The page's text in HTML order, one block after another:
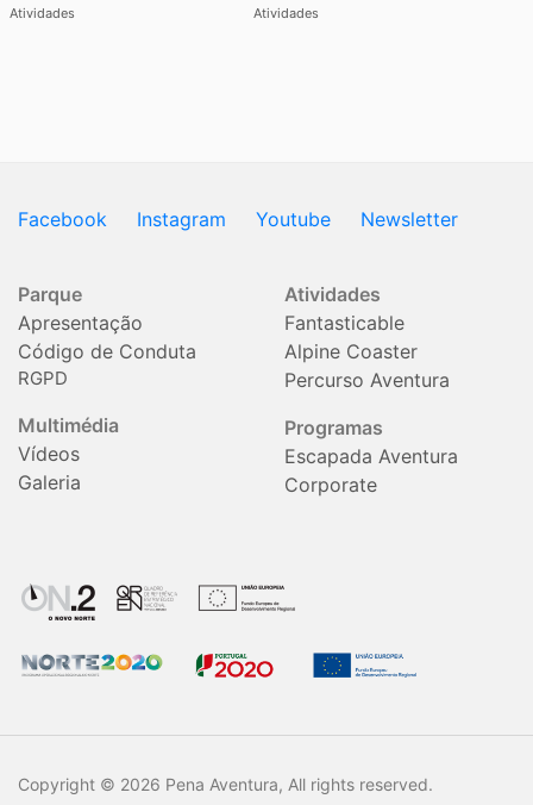
Atividades Atividades
Facebook Instagram Youtube Newsletter
Parque
Apresentação
Código de Conduta
RGPD
Multimédia
Vídeos
Galeria
Atividades
Fantasticable
Alpine Coaster
Percurso Aventura
Programas
Escapada Aventura
Corporate
Copyright © 2026 Pena Aventura, All rights reserved.